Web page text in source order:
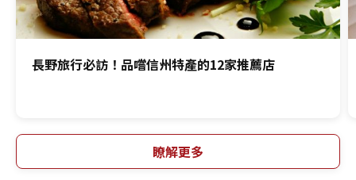
長野旅行必訪！品嚐信州特產的12家推薦店
瞭解更多